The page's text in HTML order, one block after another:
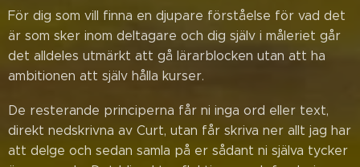
För dig som vill finna en djupare förståelse för vad det
är som sker inom deltagare och dig själv i måleriet går
det alldeles utmärkt att gå lärarblocken utan att ha
ambitionen att själv hålla kurser.
De resterande principerna får ni inga ord eller text,
direkt nedskrivna av Curt, utan får skriva ner allt jag har
att delge och sedan samla på er sådant ni själva tycker